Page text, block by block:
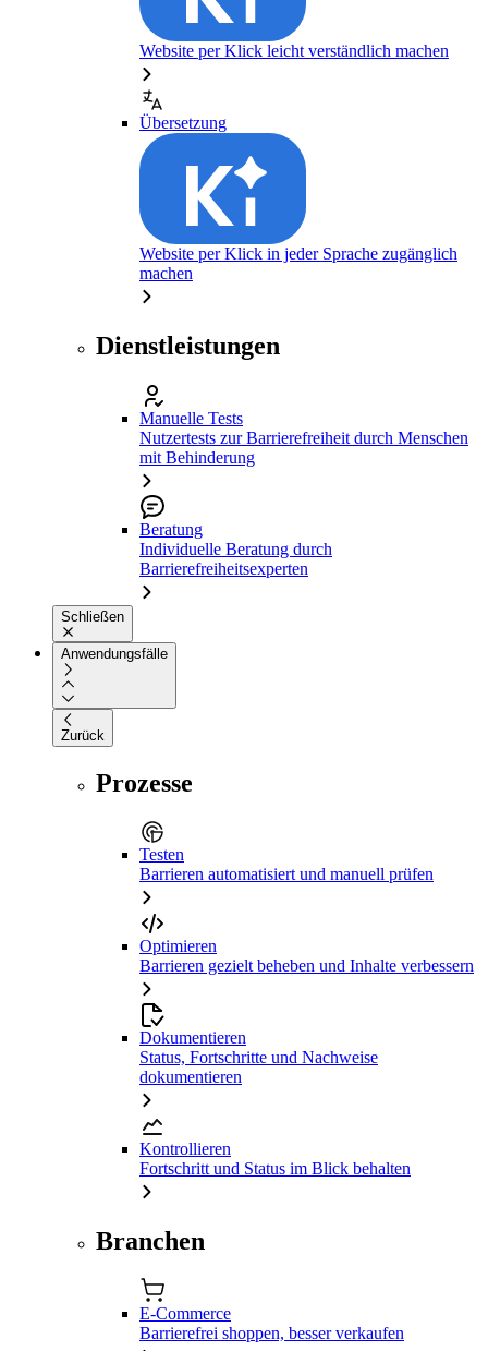
Website per Klick leicht verständlich machen
Übersetzung
Website per Klick in jeder Sprache zugänglich
machen
Dienstleistungen
Manuelle Tests
Nutzertests zur Barrierefreiheit durch Menschen
mit Behinderung
Beratung
Individuelle Beratung durch
Barrierefreiheitsexperten
Schließen
Anwendungsfälle
Zurück
Prozesse
Testen
Barrieren automatisiert und manuell prüfen
Optimieren
Barrieren gezielt beheben und Inhalte verbessern
Dokumentieren
Status, Fortschritte und Nachweise
dokumentieren
Kontrollieren
Fortschritt und Status im Blick behalten
Branchen
E-Commerce
Barrierefrei shoppen, besser verkaufen